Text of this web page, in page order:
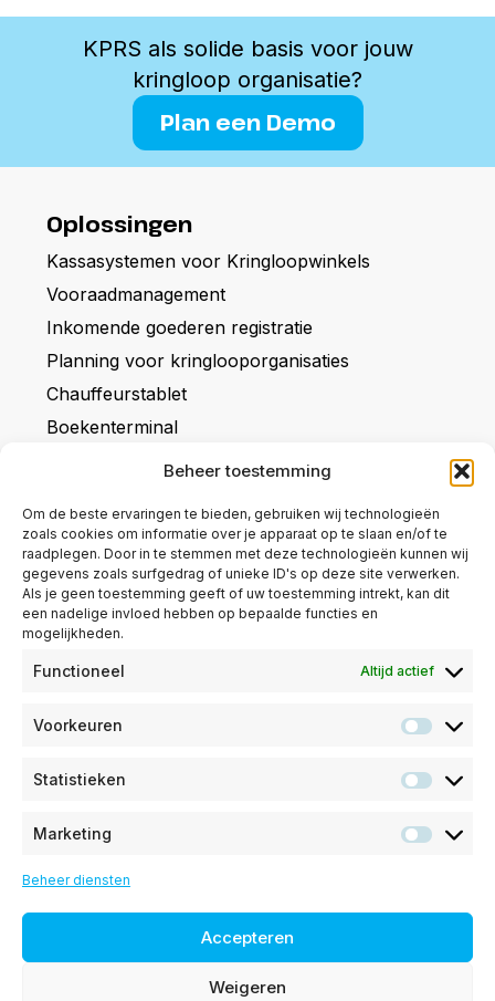
Beheer toestemming
Om de beste ervaringen te bieden, gebruiken wij technologieën
zoals cookies om informatie over je apparaat op te slaan en/of te
raadplegen. Door in te stemmen met deze technologieën kunnen wij
gegevens zoals surfgedrag of unieke ID's op deze site verwerken.
Als je geen toestemming geeft of uw toestemming intrekt, kan dit
een nadelige invloed hebben op bepaalde functies en
mogelijkheden.
Functioneel Altijd actief
Voorkeuren
Statistieken
Marketing
Beheer diensten
Accepteren
Weigeren
KPRS als solide basis voor jouw
kringloop organisatie?
Plan een Demo
Oplossingen
Kassasystemen voor Kringloopwinkels
Vooraadmanagement
Inkomende goederen registratie
Planning voor kringlooporganisaties
Chauffeurstablet
Boekenterminal
Happy Humans
Contact
Ondersteuning
Klantenservice
Status
Legal
Privacybeleid
KPRS B.V. is gevestigd in Almkerk
085 0161410